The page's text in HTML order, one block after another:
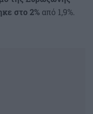
στο 2% από 1,9%.